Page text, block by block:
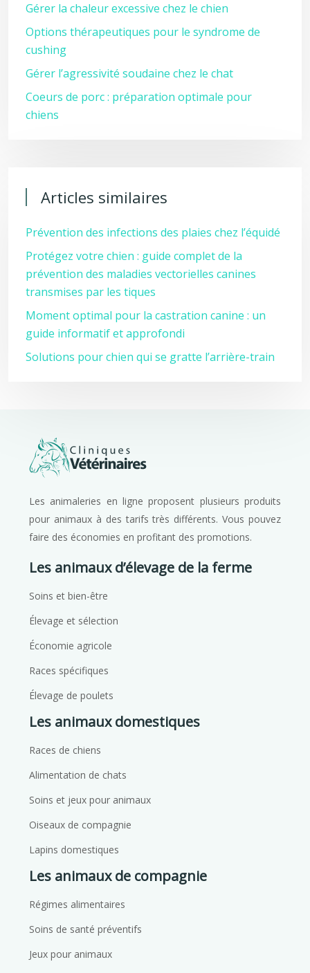
Gérer la chaleur excessive chez le chien
Options thérapeutiques pour le syndrome de
cushing
Gérer l’agressivité soudaine chez le chat
Coeurs de porc : préparation optimale pour
chiens
Articles similaires
Prévention des infections des plaies chez l’équidé
Protégez votre chien : guide complet de la
prévention des maladies vectorielles canines
transmises par les tiques
Moment optimal pour la castration canine : un
guide informatif et approfondi
Solutions pour chien qui se gratte l’arrière-train
Les animaleries en ligne proposent plusieurs produits
pour animaux à des tarifs très différents. Vous pouvez
faire des économies en profitant des promotions.
Les animaux d’élevage de la ferme
Soins et bien-être
Élevage et sélection
Économie agricole
Races spécifiques
Élevage de poulets
Les animaux domestiques
Races de chiens
Alimentation de chats
Soins et jeux pour animaux
Oiseaux de compagnie
Lapins domestiques
Les animaux de compagnie
Régimes alimentaires
Soins de santé préventifs
Jeux pour animaux